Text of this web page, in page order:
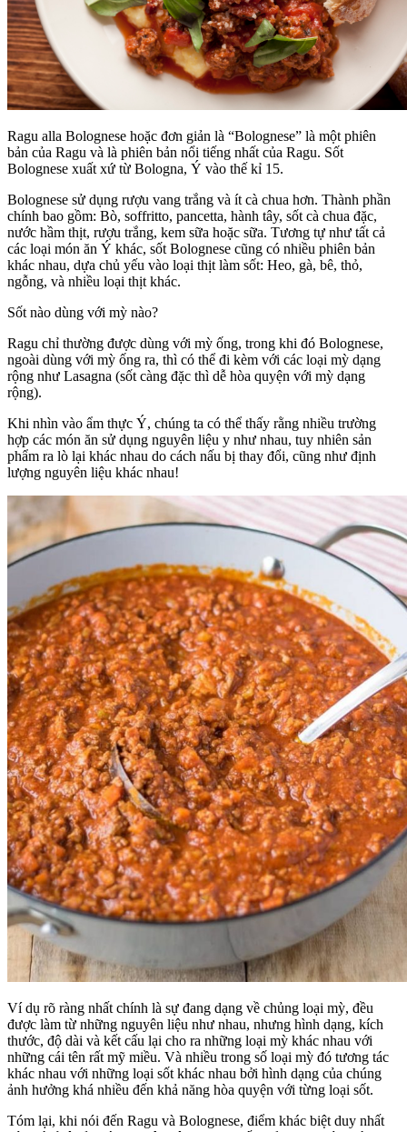
Ragu alla Bolognese hoặc đơn giản là “Bolognese” là một phiên
bản của Ragu và là phiên bản nổi tiếng nhất của Ragu. Sốt
Bolognese xuất xứ từ Bologna, Ý vào thế kỉ 15.
Bolognese sử dụng rượu vang trắng và ít cà chua hơn. Thành phần
chính bao gồm: Bò, soffritto, pancetta, hành tây, sốt cà chua đặc,
nước hầm thịt, rượu trắng, kem sữa hoặc sữa. Tương tự như tất cả
các loại món ăn Ý khác, sốt Bolognese cũng có nhiều phiên bản
khác nhau, dựa chủ yếu vào loại thịt làm sốt: Heo, gà, bê, thỏ,
ngỗng, và nhiều loại thịt khác.
Sốt nào dùng với mỳ nào?
Ragu chỉ thường được dùng với mỳ ống, trong khi đó Bolognese,
ngoài dùng với mỳ ống ra, thì có thể đi kèm với các loại mỳ dạng
rộng như Lasagna (sốt càng đặc thì dễ hòa quyện với mỳ dạng
rộng).
Khi nhìn vào ẩm thực Ý, chúng ta có thể thấy rằng nhiều trường
hợp các món ăn sử dụng nguyên liệu y như nhau, tuy nhiên sản
phẩm ra lò lại khác nhau do cách nấu bị thay đổi, cũng như định
lượng nguyên liệu khác nhau!
Ví dụ rõ ràng nhất chính là sự đang dạng về chủng loại mỳ, đều
được làm từ những nguyên liệu như nhau, nhưng hình dạng, kích
thước, độ dài và kết cấu lại cho ra những loại mỳ khác nhau với
những cái tên rất mỹ miều. Và nhiều trong số loại mỳ đó tương tác
khác nhau với những loại sốt khác nhau bởi hình dạng của chúng
ảnh hưởng khá nhiều đến khả năng hòa quyện với từng loại sốt.
Tóm lại, khi nói đến Ragu và Bolognese, điểm khác biệt duy nhất